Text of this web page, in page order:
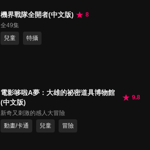
機界戰隊全開者(中文版)
8
全49集
兒童
特攝
電影哆啦A夢：大雄的祕密道具博物館
(中文版)
9.8
新奇又刺激的感人大冒險
動畫/卡通
兒童 冒險